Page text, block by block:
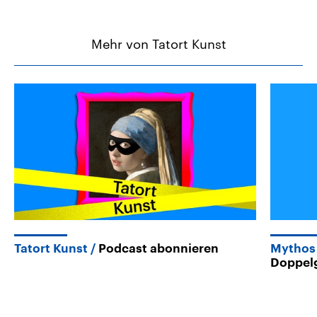
Mehr von Tatort Kunst
Tatort Kunst Podcast abonnieren
Mythos